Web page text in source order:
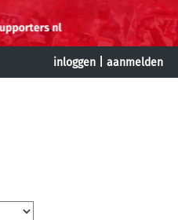
inloggen aanmelden